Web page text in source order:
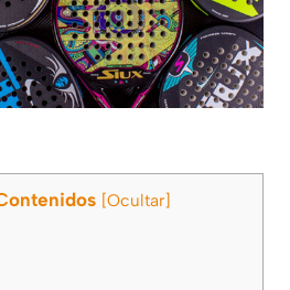
[Ocultar]